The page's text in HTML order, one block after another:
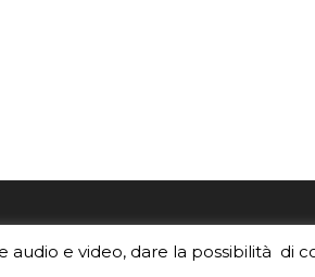
risponde,
e video, dare la possibilità di